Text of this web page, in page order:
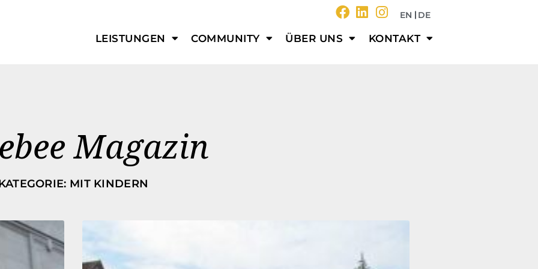
EN DE
LEISTUNGEN COMMUNITY ÜBER UNS KONTAKT
Magazin
MIT KINDERN